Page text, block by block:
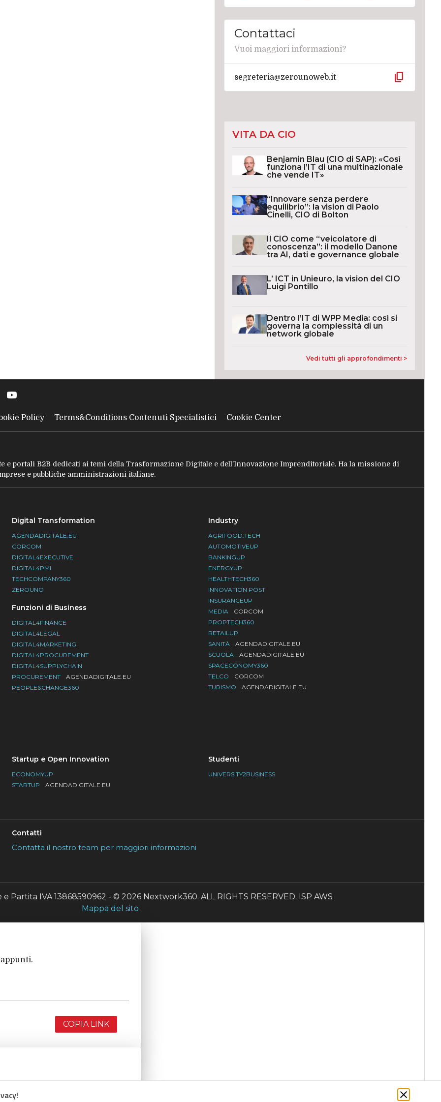
Contattaci
Vuoi maggiori informazioni?
segreteria@zerounoweb.it content_copy
VITA DA CIO
Benjamin Blau (CIO di SAP): «Così
funziona l’IT di una multinazionale
che vende IT»
“Innovare senza perdere
equilibrio”: la vision di Paolo
Cinelli, CIO di Bolton
Il CIO come “veicolatore di
conoscenza”: il modello Danone
tra AI, dati e governance globale
L’ ICT in Unieuro, la vision del CIO
Luigi Pontillo
Dentro l’IT di WPP Media: così si
governa la complessità di un
network globale
Vedi tutti gli approfondimenti >
Policy Terms&Conditions Contenuti Specialistici Cookie Center
e portali B2B dedicati ai temi della Trasformazione Digitale e dell’Innovazione Imprenditoriale. Ha la missione di
e pubbliche amministrazioni italiane.
Digital Transformation
AGENDADIGITALE.EU
CORCOM
DIGITAL4EXECUTIVE
DIGITAL4PMI
TECHCOMPANY360
ZEROUNO
Funzioni di Business
DIGITAL4FINANCE
DIGITAL4LEGAL
DIGITAL4MARKETING
DIGITAL4PROCUREMENT
DIGITAL4SUPPLYCHAIN
PROCUREMENT
AGENDADIGITALE.EU
PEOPLE&CHANGE360
Industry
AGRIFOOD.TECH
AUTOMOTIVEUP
BANKINGUP
ENERGYUP
HEALTHTECH360
INNOVATION POST
INSURANCEUP
MEDIA
CORCOM
PROPTECH360
RETAILUP
SANITÀ
AGENDADIGITALE.EU
SCUOLA
AGENDADIGITALE.EU
SPACECONOMY360
TELCO
CORCOM
TURISMO
AGENDADIGITALE.EU
Startup e Open Innovation
ECONOMYUP
STARTUP
AGENDADIGITALE.EU
Studenti
UNIVERSITY2BUSINESS
Contatti
Contatta il nostro team per maggiori informazioni
Partita IVA 13868590962 - © 2026 Nextwork360. ALL RIGHTS RESERVED. ISP AWS
Mappa del sito
COPIA LINK